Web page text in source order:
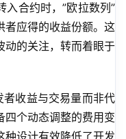
入合约时，”欧拉数列”
者应得的收益份额。这
动的关注，转而着眼于
收益与交易量而非代
四个动态调整的费用变